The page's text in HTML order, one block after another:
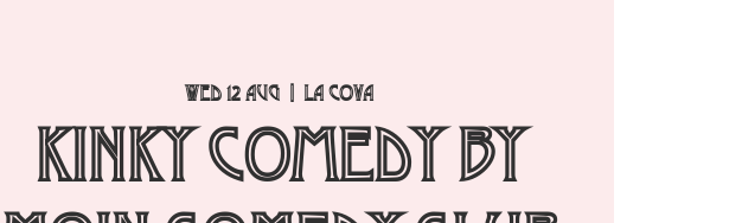
Wed 12 Aug
  |
La Cova
Kinky Comedy by